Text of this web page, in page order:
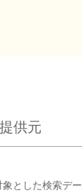
供元
とした検索デ